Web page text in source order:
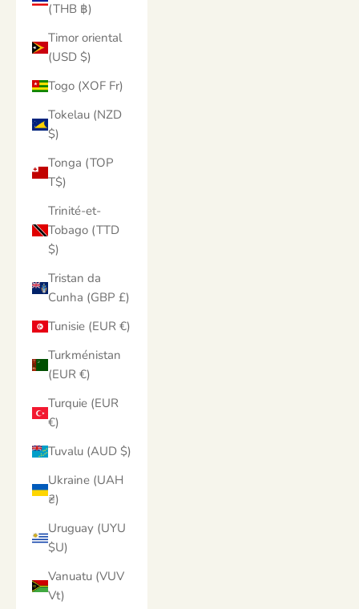
(THB ฿)
Timor oriental
(USD $)
Togo (XOF Fr)
Tokelau (NZD
$)
Tonga (TOP
T$)
Trinité-et-
Tobago (TTD
$)
Tristan da
Cunha (GBP £)
Tunisie (EUR €)
Turkménistan
(EUR €)
Turquie (EUR
€)
Tuvalu (AUD $)
Ukraine (UAH
₴)
Uruguay (UYU
$U)
Vanuatu (VUV
Vt)